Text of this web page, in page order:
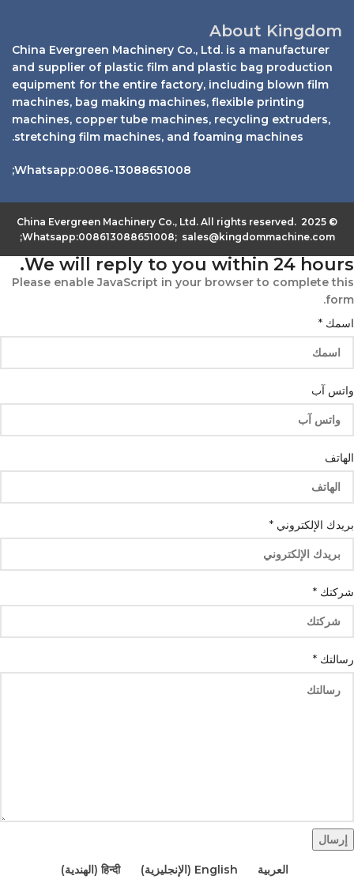
About Kingdom
China Evergreen Machinery Co., Ltd. is a manufacturer
and supplier of plastic film and plastic bag production
equipment for the entire factory, including blown film
machines, bag making machines, flexible printing
machines, copper tube machines, recycling extruders,
stretching film machines, and foaming machines.
Whatsapp:0086-13088651008;
© 2025 China Evergreen Machinery Co., Ltd. All rights reserved.
Whatsapp:008613088651008; sales@kingdommachine.com;
We will reply to you within 24 hours.
Please enable JavaScript in your browser to complete this
form.
اسمك *
واتس آب
الهاتف
بريدك الإلكتروني *
واتس
اسمك
بريدك
شركتك *
رسالتك *
إرسال
العربية English
(الإنجليزية)
हिन्दी
(الهندية)